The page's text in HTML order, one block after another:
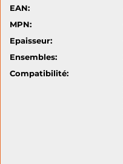
EAN:
MPN:
Epaisseur:
Ensembles:
Compatibilité: